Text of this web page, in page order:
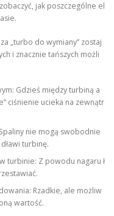
jak poszczególne el
„turbo do wymiany” zostaj
i znacznie tańszych możli
Gdzieś między turbiną a
ciśnienie ucieka na zewnątr
nie mogą swobodnie
turbinę.
turbinie: Z powodu nagaru ł
Rzadkie, ale możliw
wartość.